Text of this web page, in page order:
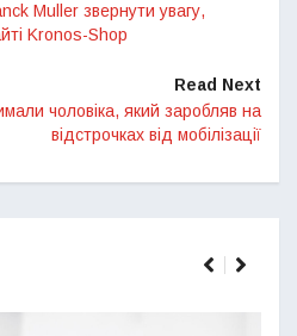
Muller звернути увагу,
Kronos-Shop
Read Next
чоловіка, який заробляв на
відстрочках від мобілізації